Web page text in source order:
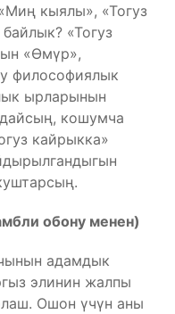
кыялы», «Тогуз
«Тогуз
«Өмүр»,
философиялык
ырларынын
кошумча
кайрыкка»
обону менен)
адамдык
элинин жалпы
Ошон үчүн аны